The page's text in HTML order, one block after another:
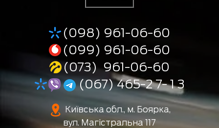
(098) 961-06-60
(099) 961-06-60
(073) 961-06-60
(067) 465-2 7- 1 3
Київська обл., м. Боярка,
вул. Магістральна 117